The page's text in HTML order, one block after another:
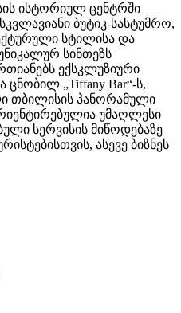
ისტორიულ ცენტრში
ბუტიკ-სასტუმრო,
სტილისა და
სინთეზს
ექსკლუზიური
ცნობილ „Tiffany Bar“-ს,
თბილისის პანორამული
უმაღლესი
სერვისის მიწოდებაზე
ასევე ბიზნეს